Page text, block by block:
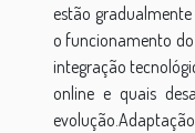
estão
o funcionamento
integração
online e quais